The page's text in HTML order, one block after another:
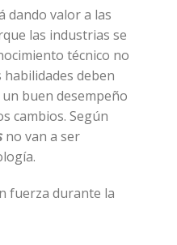
dando valor a las
las industrias se
técnico no
deben
buen desempeño
cambios. Según
no van a ser
fuerza durante la